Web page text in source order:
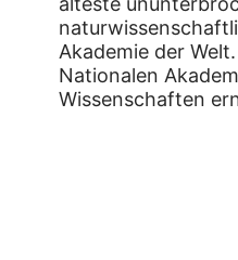
Akademie der
Nationalen
Wissenschaften